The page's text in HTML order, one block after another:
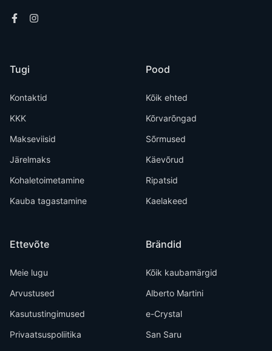
Tugi
Kontaktid
KKK
Makseviisid
Järelmaks
Kohaletoimetamine
Kauba tagastamine
Ettevõte
Meie lugu
Arvustused
Kasutustingimused
Privaatsuspoliitika
Pood
Kõik ehted
Kõrvarõngad
Sõrmused
Käevõrud
Ripatsid
Kaelakeed
Brändid
Kõik kaubamärgid
Alberto Martini
e-Crystal
San Saru